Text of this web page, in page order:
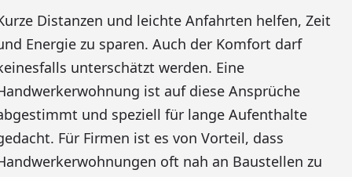
Distanzen und leichte Anfahrten helfen, Zeit
Energie zu sparen. Auch der Komfort darf
unterschätzt werden. Eine
ist auf diese Ansprüche
und speziell für lange Aufenthalte
Für Firmen ist es von Vorteil, dass
oft nah an Baustellen zu